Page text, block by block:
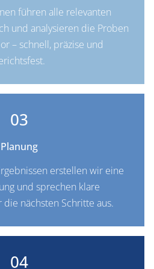
führen alle relevanten
und analysieren die Proben
– schnell, präzise und
03
Planung
erstellen wir eine
und sprechen klare
nächsten Schritte aus.
04